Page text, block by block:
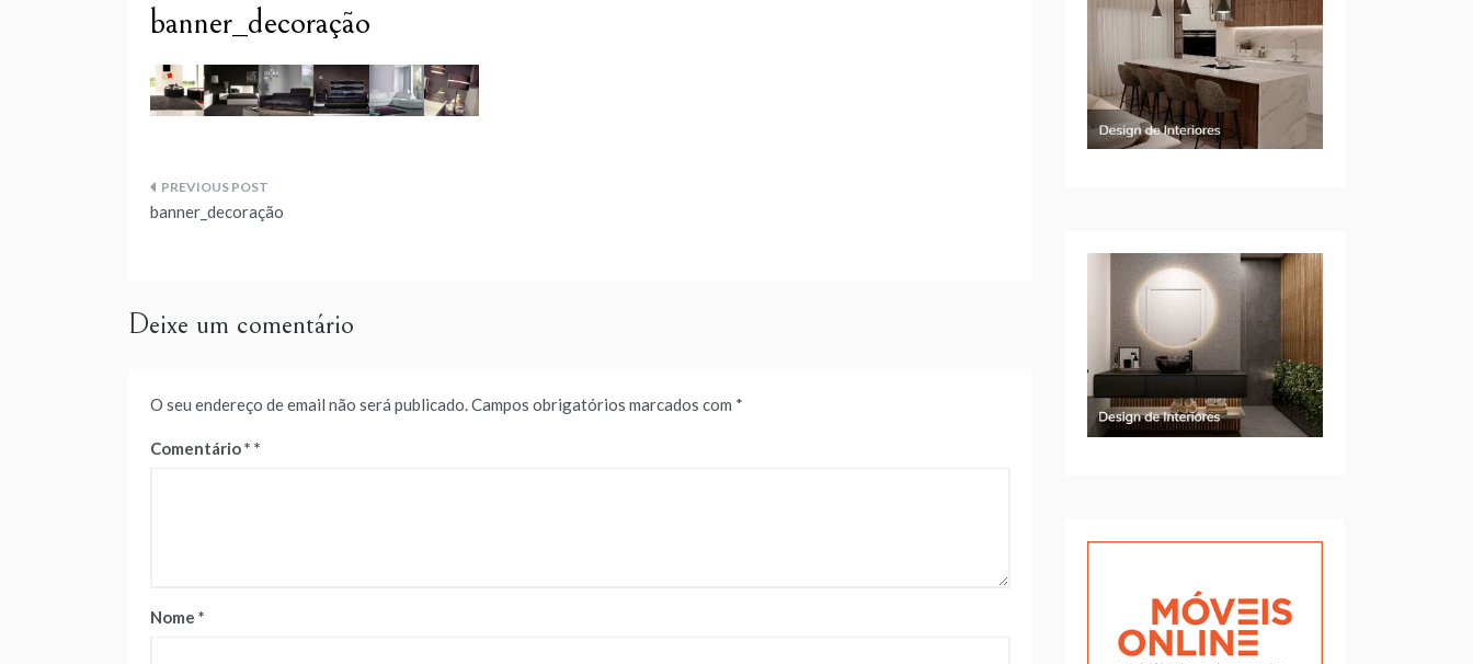
banner_decoração
Navegação
banner_decoração
Deixe um comentário
O seu endereço de email não será publicado.Campos obrigatórios marcados com *
Comentário*
Nome *